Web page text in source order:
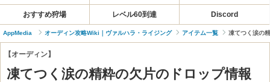
おすすめ狩場 レベル60到達 Discord
AppMedia オーディン攻略Wiki｜ヴァルハラ・ライジング アイテム一覧 凍てつく涙の
【オーディン】
凍てつく涙の精粋の欠片のドロップ情報